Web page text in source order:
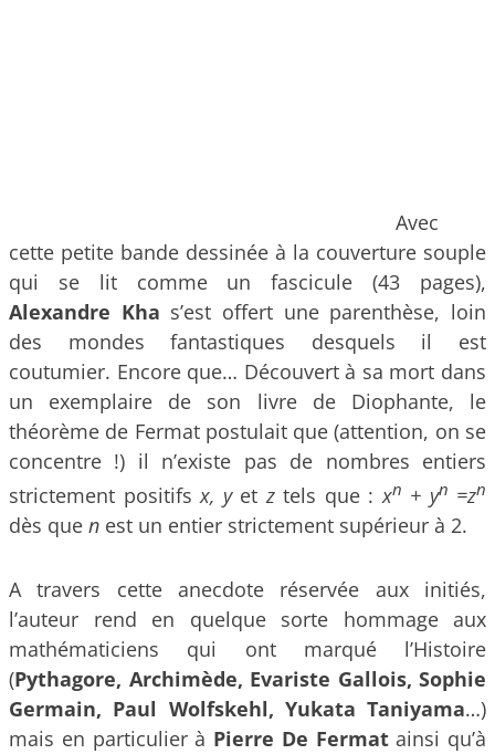
Avec
cette petite bande dessinée à la couverture souple
qui se lit comme un fascicule (43 pages),
Alexandre Kha s’est offert une parenthèse, loin
des mondes fantastiques desquels il est
coutumier. Encore que… Découvert à sa mort dans
un exemplaire de son livre de Diophante, le
théorème de Fermat postulait que (attention, on se
concentre !) il n’existe pas de nombres entiers
strictement positifsx, yetztels que :xn + yn =zn
dès que n est un entier strictement supérieur à 2.
A travers cette anecdote réservée aux initiés,
l’auteur rend en quelque sorte hommage aux
mathématiciens qui ont marqué l’Histoire
(Pythagore, Archimède, Evariste Gallois, Sophie
Germain, Paul Wolfskehl, Yukata Taniyama…)
mais en particulier à Pierre De Fermatainsi qu’à